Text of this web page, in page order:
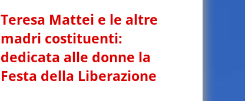
Teresa Mattei e le altre
madri costituenti:
dedicata alle donne la
Festa della Liberazione